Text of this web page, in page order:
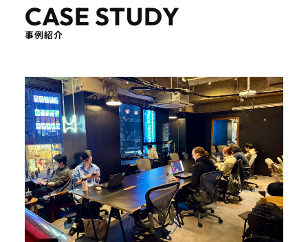
CASE STUDY
事例紹介